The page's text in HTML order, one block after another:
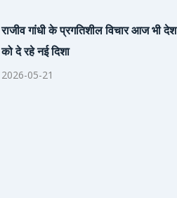
राजीव गांधी के प्रगतिशील विचार आज भी देश
को दे रहे नई दिशा
2026-05-21